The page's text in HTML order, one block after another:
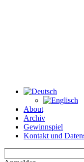
About
Archiv
Gewinnspiel
Kontakt und